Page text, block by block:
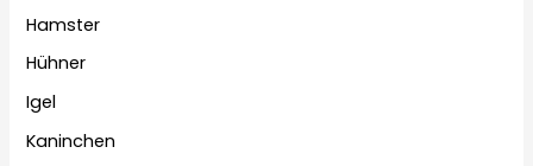
Hamster
Hühner
Igel
Kaninchen